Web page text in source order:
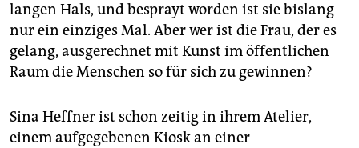
langen Hals, und besprayt worden ist sie bislang
nur ein einziges Mal. Aber wer ist die Frau, der es
gelang, ausgerechnet mit Kunst im öffentlichen
Raum die Menschen so für sich zu gewinnen?
Sina Heffner ist schon zeitig in ihrem Atelier,
einem aufgegebenen Kiosk an einer